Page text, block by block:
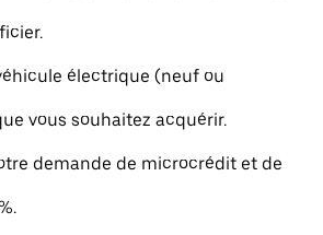
électrique (neuf ou
vous souhaitez acquérir.
demande de microcrédit et de